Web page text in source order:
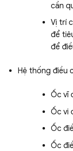
cần
Vị trí
để
để
Hệ thống điều
Ốc vĩ
Ốc vi
Ốc
Ốc